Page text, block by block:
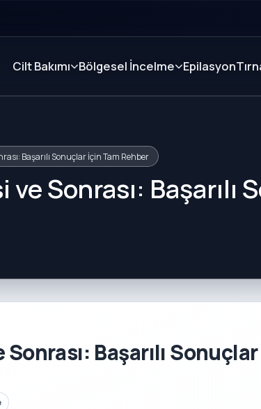
Cilt Bakımı Bölgesel İncelme Epilasyon
Başarılı Sonuçlar İçin Tam Rehber
Sonrası: Başarılı
Başarılı Sonuçlar